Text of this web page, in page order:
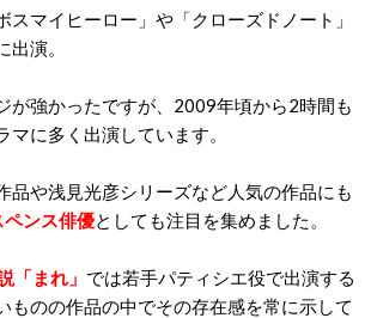
スマイヒーロー」や「クローズドノート」
演。
強かったですが、 2009年頃から2時間も
マに多く出演しています。
品や浅見光彦シリーズなど人気の作品にも
ンス俳優としても注目を集めました。
「まれ」 では若手パティシエ役で出演する
ものの作品の中でその存在感を常に示して